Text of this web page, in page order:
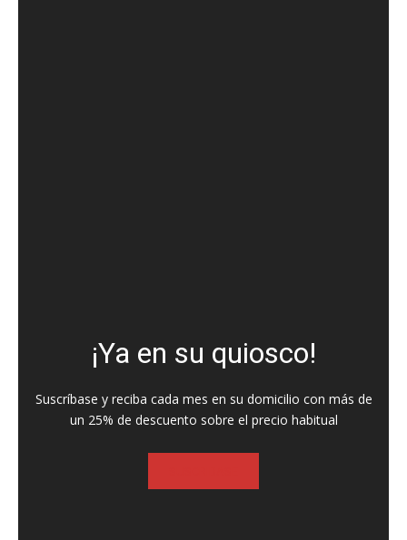
¡Ya en su quiosco!
Suscríbase y reciba cada mes en su domicilio con más de
un 25% de descuento sobre el precio habitual